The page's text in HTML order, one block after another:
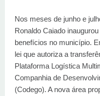
Nos meses de junho e
Ronaldo Caiado
benefícios no município.
lei que autoriza a
Plataforma Logística
Companhia de
(Codego). A nova área